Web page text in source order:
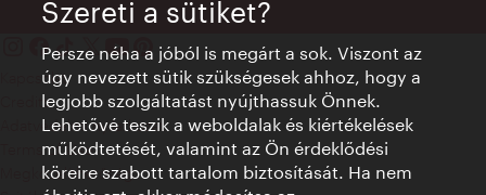
Kapcsolat
Credits
Adatvédelmi nyilatkozat
Terms of Use
Megközelíthetőség
Szereti a sütiket?
Persze néha a jóból is megárt a sok. Viszont az
úgy nevezett sütik szükségesek ahhoz, hogy a
legjobb szolgáltatást nyújthassuk Önnek.
Lehetővé teszik a weboldalak és kiértékelések
működtetését, valamint az Ön érdeklődési
köreire szabott tartalom biztosítását. Ha nem